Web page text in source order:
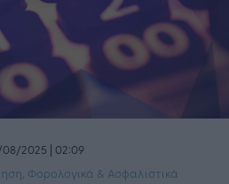
2025 | 02:09
Φορολογικά & Ασφαλιστικά